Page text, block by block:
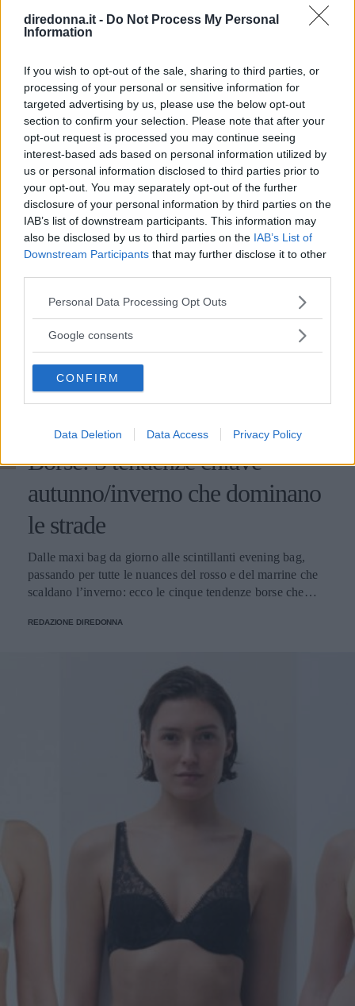
diredonna.it - Do Not Process My Personal
Information
If you wish to opt-out of the sale, sharing to third parties, or
processing of your personal or sensitive information for
targeted advertising by us, please use the below opt-out
section to confirm your selection. Please note that after your
opt-out request is processed you may continue seeing
interest-based ads based on personal information utilized by
us or personal information disclosed to third parties prior to
your opt-out. You may separately opt-out of the further
disclosure of your personal information by third parties on the
IAB’s list of downstream participants. This information may
also be disclosed by us to third parties on the IAB’s List of
Downstream Participants that may further disclose it to other
Please note that this website/app uses one or more Google
not limited to your visit or usage behaviour. You may click to
use your data for below specified purposes in below Google
consent section.
Personal Data Processing Opt Outs
Google consents
CONFIRM
Data Deletion Data Access Privacy Policy
REDAZIONE DIREDONNA
Borse: 5 tendenze chiave
autunno/inverno che dominano
le strade
Dalle maxi bag da giorno alle scintillanti evening bag,
passando per tutte le nuances del rosso e del marrine che
scaldano l’inverno: ecco le cinque tendenze borse che
REDAZIONE DIREDONNA